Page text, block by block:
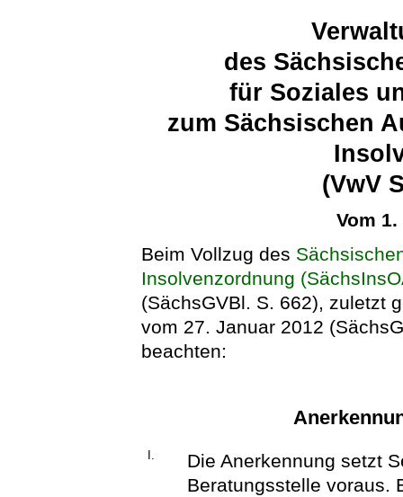
des
für Soziales
zum Sächsischen
(VwV
Vom
Beim Vollzug des
Insolvenzordnung
(SächsGVBl. S. 662), zuletzt
vom 27. Januar 2012
beachten:
I.
Die Anerkennung setzt
Beratungsstelle voraus.